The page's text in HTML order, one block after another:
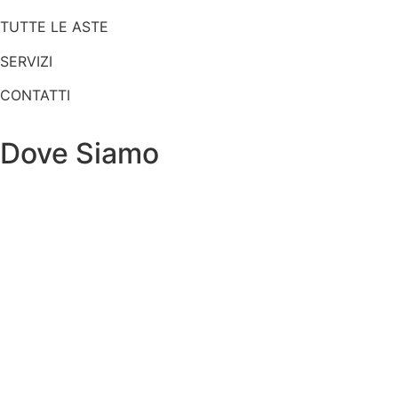
TUTTE LE ASTE
SERVIZI
CONTATTI
Dove Siamo